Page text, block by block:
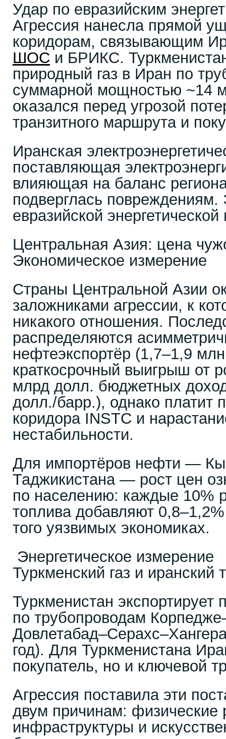
Удар по евразийским
Агрессия нанесла прямой
коридорам, связывающим
ШОС и БРИКС.
природный газ в Иран по
суммарной мощностью ~14
оказался перед угрозой
транзитного маршрута и
Иранская
поставляющая
влияющая на баланс
подверглась
евразийской
Центральная Азия: цена
Экономическое измерение
Страны Центральной Азии
заложниками агрессии, к
никакого отношения.
распределяются
нефтеэкспортёр (1,7–1,9
краткосрочный выигрыш от
млрд долл. бюджетных
долл./барр.), однако платит
коридора INSTC и
нестабильности.
Для импортёров нефти —
Таджикистана — рост цен
по населению: каждые 10%
топлива добавляют
того уязвимых экономиках.
Энергетическое измерение
Туркменский газ и иранский
Туркменистан экспортирует
по трубопроводам
год). Для Туркменистана
покупатель, но и ключевой
Агрессия поставила эти
двум причинам: физические
инфраструктуры и